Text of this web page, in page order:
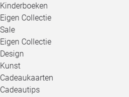
Kinderboeken
Eigen Collectie
Sale
Eigen Collectie
Design
Kunst
Cadeaukaarten
Cadeautips